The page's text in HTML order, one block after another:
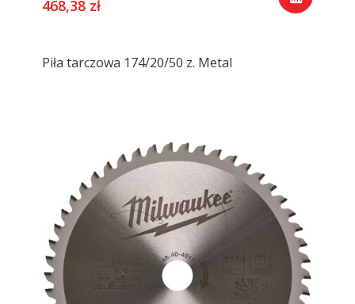
468,38 zł
Piła tarczowa 174/20/50 z. Metal